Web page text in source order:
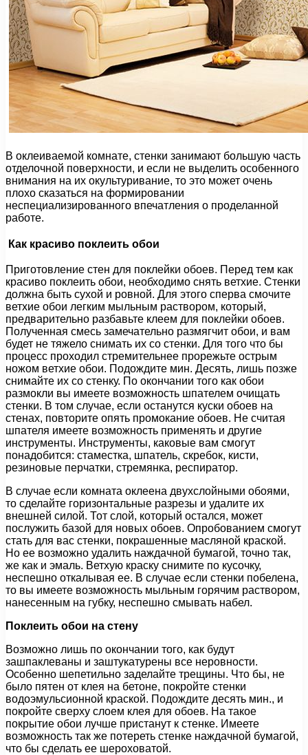
В оклеиваемой комнате, стенки занимают большую часть
отделочной поверхности, и если не выделить особенного
внимания на их окультуривание, то это может очень
плохо сказаться на формировании
неспециализированного впечатления о проделанной
работе.
Как красиво поклеить обои
Приготовление стен для поклейки обоев. Перед тем как
красиво поклеить обои, необходимо снять ветхие. Стенки
должна быть сухой и ровной. Для этого сперва смочите
ветхие обои легким мыльным раствором, который,
предварительно разбавьте клеем для поклейки обоев.
Полученная смесь замечательно размягчит обои, и вам
будет не тяжело снимать их со стенки. Для того что бы
процесс проходил стремительнее прорежьте острым
ножом ветхие обои. Подождите мин. Десять, лишь позже
снимайте их со стенку. По окончании того как обои
размокли вы имеете возможность шпателем очищать
стенки. В том случае, если останутся куски обоев на
стенах, повторите опять промокание обоев. Не считая
шпателя имеете возможность применять и другие
инструменты. Инструменты, каковые вам смогут
понадобится: стаместка, шпатель, скребок, кисти,
резиновые перчатки, стремянка, респиратор.
В случае если комната оклеена двухслойными обоями,
то сделайте горизонтальные разрезы и удалите их
внешней силой. Тот слой, который остался, может
послужить базой для новых обоев. Опробованием смогут
стать для вас стенки, покрашенные масляной краской.
Но ее возможно удалить наждачной бумагой, точно так,
же как и эмаль. Ветхую краску снимите по кусочку,
неспешно откалывая ее. В случае если стенки побелена,
то вы имеете возможность мыльным горячим раствором,
нанесенным на губку, неспешно смывать набел.
Поклеить обои на стену
Возможно лишь по окончании того, как будут
зашпаклеваны и заштукатурены все неровности.
Особенно шепетильно заделайте трещины. Что бы, не
было пятен от клея на бетоне, покройте стенки
водоэмульсионной краской. Подождите десять мин., и
покройте сверху слоем клея для обоев. На такое
покрытие обои лучше пристанут к стенке. Имеете
возможность так же потереть стенке наждачной бумагой,
что бы сделать ее шероховатой.